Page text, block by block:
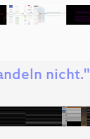
nicht."